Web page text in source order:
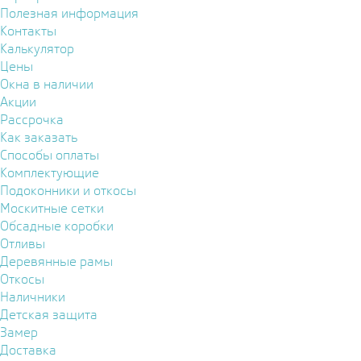
Полезная информация
Контакты
Калькулятор
Цены
Окна в наличии
Акции
Рассрочка
Как заказать
Способы оплаты
Комплектующие
Подоконники и откосы
Москитные сетки
Обсадные коробки
Отливы
Деревянные рамы
Откосы
Наличники
Детская защита
Замер
Доставка